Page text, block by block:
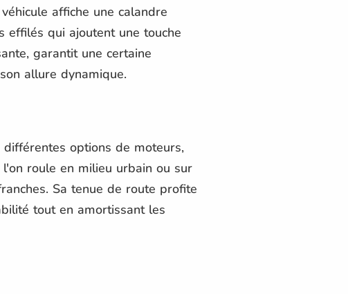
affiche une calandre
effilés qui ajoutent une touche
garantit une certaine
allure dynamique.
options de moteurs,
roule en milieu urbain ou sur
Sa tenue de route profite
tout en amortissant les